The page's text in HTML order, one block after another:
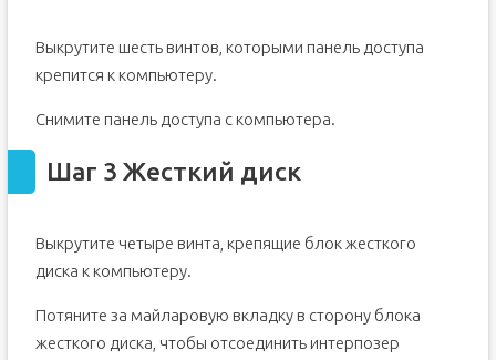
Выкрутите шесть винтов, которыми панель доступа
крепится к компьютеру.
Снимите панель доступа с компьютера.
Шаг 3 Жесткий диск
Выкрутите четыре винта, крепящие блок жесткого
диска к компьютеру.
Потяните за майларовую вкладку в сторону блока
жесткого диска, чтобы отсоединить интерпозер